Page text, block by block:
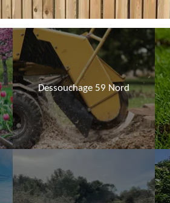
Dessouchage 59 Nord